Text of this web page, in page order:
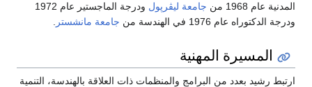
المدنية عام 1968 من
جامعة ليڤرپول
ودرجة الماجستير عام 1972
ودرجة الدكتوراه عام 1976 في الهندسة من
جامعة مانشستر .
المسيرة المهنية
ارتبط رشيد بعدد من البرامج والمنظمات ذات العلاقة بالهندسة، التنمية